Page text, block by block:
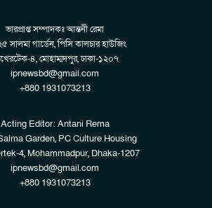
ভারপ্রাপ্ত সম্পাদকঃ আন্তনী রেমা
সালমা গার্ডেন, পিসি কালচার হাউজিং
৪, মোহাম্মদপুর, ঢাকা-১২০৭
ipnewsbd@gmail.com
+880 1931073213
Acting Editor: Antani Rema
Garden, PC Culture Housing
4, Mohammadpur, Dhaka-1207
ipnewsbd@gmail.com
+880 1931073213